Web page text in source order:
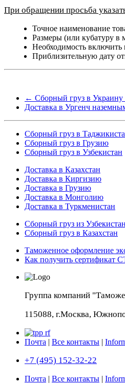
При обращении просьба
Точное наименование
Размеры (или кубатуру в
Необходимость включить
Приблизительную дату
← Сборный груз в Украину
Доставка в Ургенч
Сборный груз в
Сборный груз в Грузию
Сборный груз в Узбекистан
Доставка в Казахстан
Доставка в Киргизию
Доставка в Грузию
Доставка в Монголию
Доставка в Туркменистан
Cборный груз из
Сборный груз в Казахстан
Таможенное оформление
Как получить сертификат
Группа компаний
115088, г.Москва,
Почта | Все контакты |
+7 (495) 152-32-22
Почта | Все контакты |